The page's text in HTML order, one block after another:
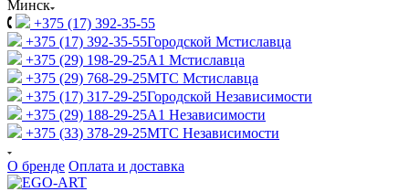
Минск
+375 (17) 392-35-55
+375 (17) 392-35-55Городской Мстиславца
+375 (29) 198-29-25A1 Мстиславца
+375 (29) 768-29-25МТС Мстиславца
+375 (17) 317-29-25Городской Независимости
+375 (29) 188-29-25A1 Независимости
+375 (33) 378-29-25МТС Независимости
О бренде Оплата и доставка